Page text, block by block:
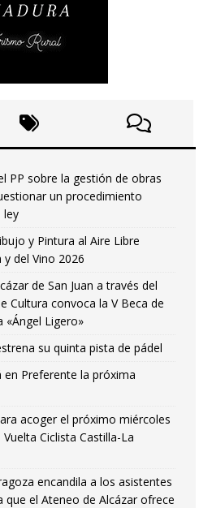
PP sobre la gestión de obras
un procedimiento
ley
y Pintura al Aire Libre
y del Vino 2026
de San Juan a través del
Cultura convoca la V Beca de
«Ángel Ligero»
su quinta pista de pádel
en Preferente la próxima
acoger el próximo miércoles
Ciclista Castilla-La
encandila a los asistentes
que el Ateneo de Alcázar ofrece